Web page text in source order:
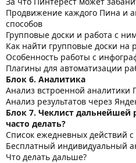
Продвижение каждого Пина и
способов
Групповые доски и работа с
Как найти групповые доски на
Особенность работы с
Плагины для автоматизации
Блок 6. Аналитика
Анализ встроенной аналитики
Анализ результатов через
Блок 7. Чеклист дальнейшей
часто делать?
Список ежедневных действий
Бесплатный индивидуальный
Что делать дальше?